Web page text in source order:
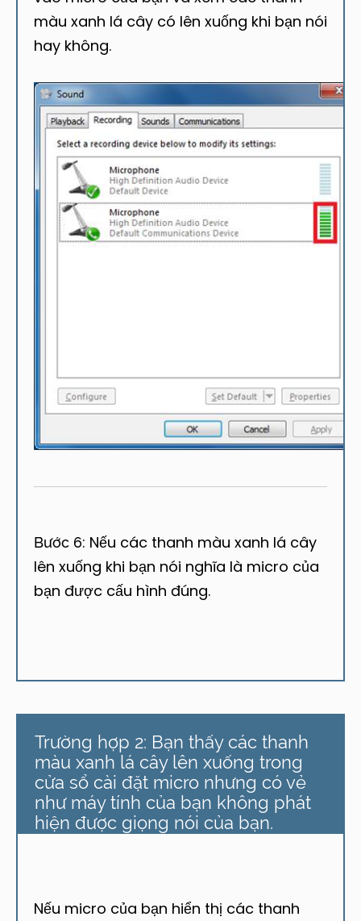
màu xanh lá cây có lên xuống khi bạn nói
hay không.
Bước 6: Nếu các thanh màu xanh lá cây
lên xuống khi bạn nói nghĩa là micro của
bạn được cấu hình đúng.
Trường hợp 2: Bạn thấy các thanh
màu xanh lá cây lên xuống trong
cửa sổ cài đặt micro nhưng có vẻ
như máy tính của bạn không phát
hiện được giọng nói của bạn.
Nếu micro của bạn hiển thị các thanh